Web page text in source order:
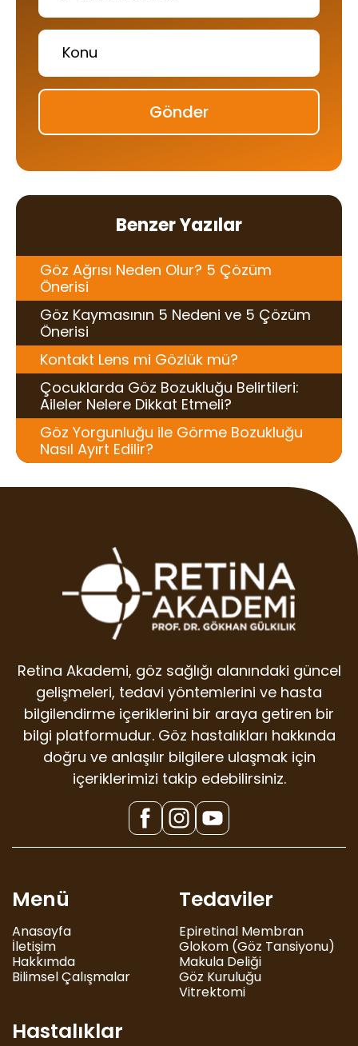
Gönder
Benzer Yazılar
Göz Ağrısı Neden Olur? 5 Çözüm
Önerisi​
Göz Kaymasının 5 Nedeni ve 5 Çözüm
Önerisi
Kontakt Lens mi Gözlük mü?
Çocuklarda Göz Bozukluğu Belirtileri:
Aileler Nelere Dikkat Etmeli?
Göz Yorgunluğu ile Görme Bozukluğu
Nasıl Ayırt Edilir?
Retina Akademi, göz sağlığı alanındaki güncel
gelişmeleri, tedavi yöntemlerini ve hasta
bilgilendirme içeriklerini bir araya getiren bir
bilgi platformudur. Göz hastalıkları hakkında
doğru ve anlaşılır bilgilere ulaşmak için
içeriklerimizi takip edebilirsiniz.
Menü
Anasayfa
İletişim
Hakkımda
Bilimsel Çalışmalar
Tedaviler
Epiretinal Membran
Glokom (Göz Tansiyonu)
Makula Deliği
Göz Kuruluğu
Vitrektomi
Hastalıklar